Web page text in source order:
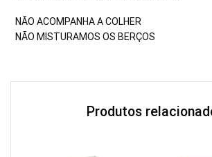
NÃO ACOMPANHA A COLHER
NÃO MISTURAMOS OS BERÇOS
Produtos